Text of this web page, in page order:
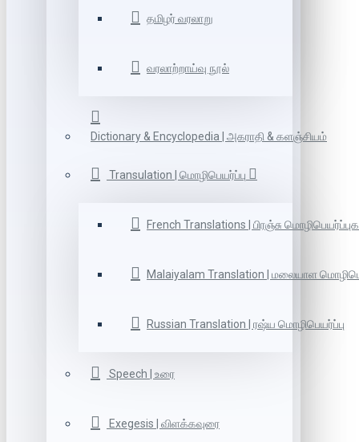
தமிழர் வரலாறு
வரலாற்றாய்வு நூல்
Dictionary & Encyclopedia | அகராதி & களஞ்சியம்
Transulation | மொழிபெயர்ப்பு
French Translations | பிரஞ்சு
Malaiyalam Translation | மலையாள
Russian Translation | ரஷ்ய மொழிபெயர்ப்பு
Speech | உரை
Exegesis | விளக்கவுரை